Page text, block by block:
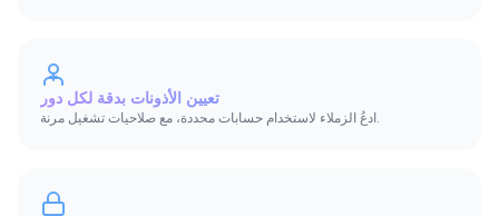
تعيين الأذونات بدقة لكل دور
ادعُ الزملاء لاستخدام حسابات محددة، مع صلاحيات تشغيل مرنة.